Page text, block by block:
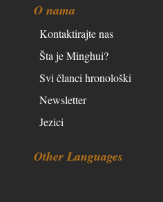
O nama
Kontaktirajte nas
Šta je Minghui?
Svi članci hronološki
Newsletter
Jezici
Other Languages